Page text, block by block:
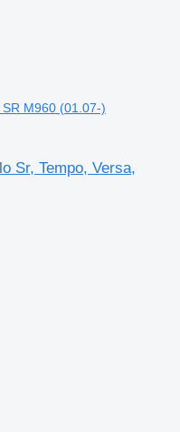
SR M960 (01.07-)
Sr, Tempo, Versa,